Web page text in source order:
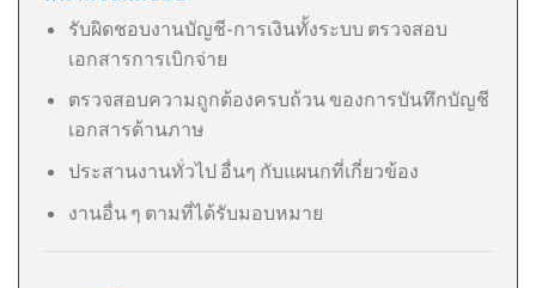
รับผิดชอบงานบัญชี-การเงินทั้งระบบ ตรวจสอบ
เอกสารการเบิกจ่าย
ตรวจสอบความถูกต้องครบถ้วน ของการบันทึกบัญชี
เอกสารด้านภาษ
ประสานงานทั่วไป อื่นๆ กับแผนกที่เกี่ยวข้อง
งานอื่น ๆ ตามที่ได้รับมอบหมาย